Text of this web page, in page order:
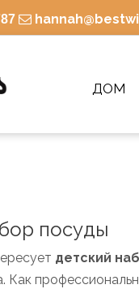

ДОМ
посуды
детский
Как